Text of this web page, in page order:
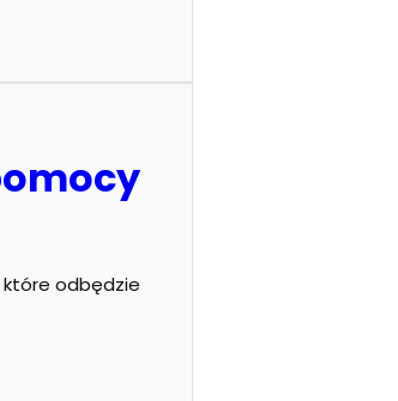
które odbędzie